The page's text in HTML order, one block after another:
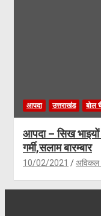
आपदा उत्तराखंड बोल
आपदा – सिख
गर्मी,सलाम बारम्बार
10/02/2021 अविकल